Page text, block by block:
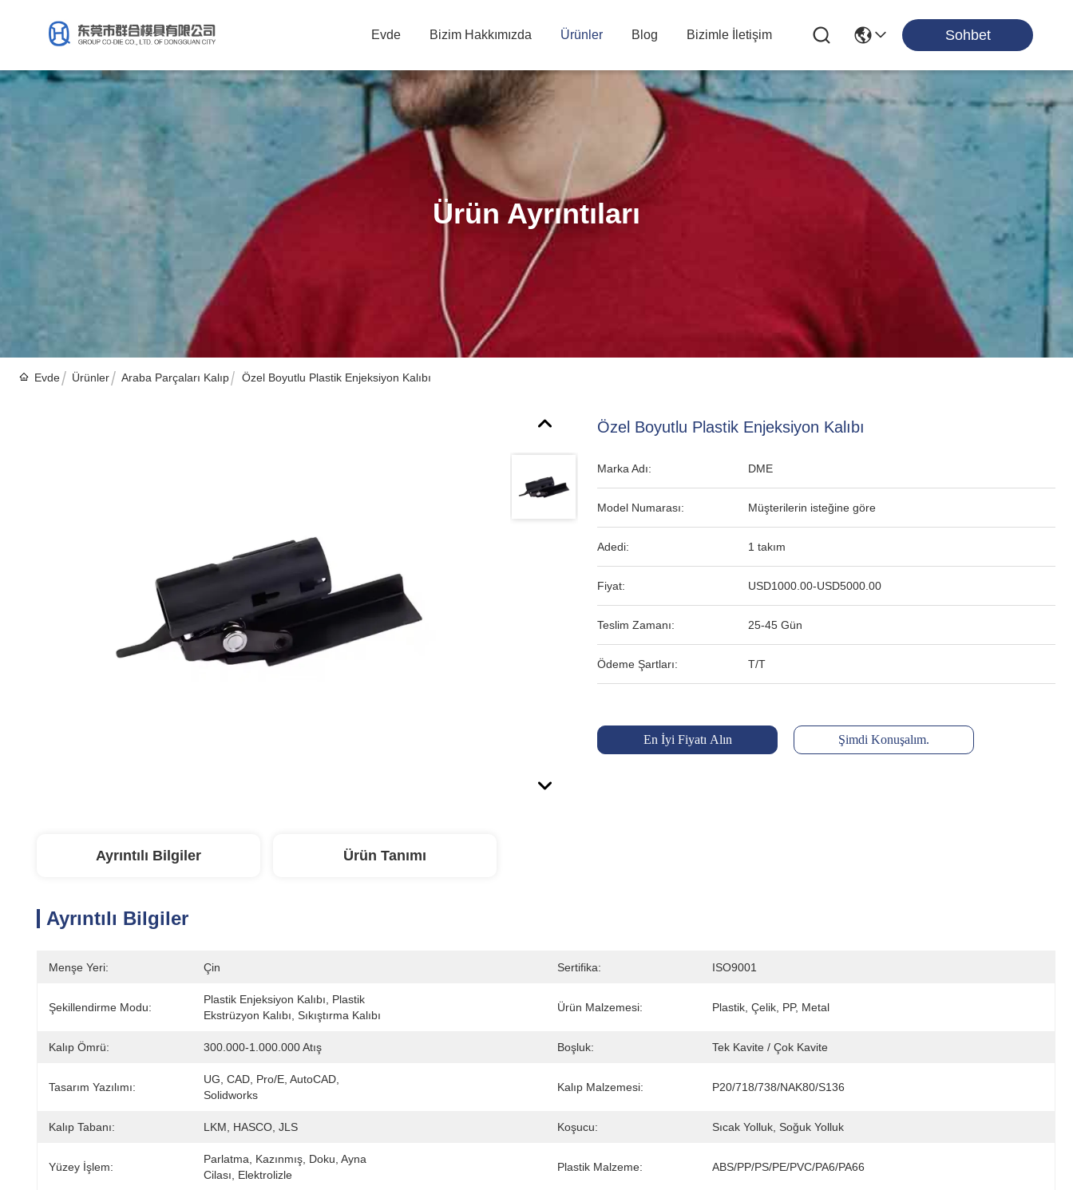
Evde Bizim Hakkımızda Ürünler Blog Bizimle İletişim Sohbet
Ürün Ayrıntıları
Evde Ürünler Araba Parçaları Kalıp Özel Boyutlu Plastik Enjeksiyon Kalıbı
Özel Boyutlu Plastik Enjeksiyon Kalıbı
Marka Adı: DME
Model Numarası: Müşterilerin isteğine göre
Adedi: 1 takım
Fiyat: USD1000.00-USD5000.00
Teslim Zamanı: 25-45 Gün
Ödeme Şartları: T/T
En İyi Fiyatı Alın Şimdi Konuşalım.
Ayrıntılı Bilgiler Ürün Tanımı
Ayrıntılı Bilgiler
Menşe Yeri: Çin Sertifika: ISO9001
Şekillendirme Modu:
Plastik Enjeksiyon Kalıbı, Plastik
Ekstrüzyon Kalıbı, Sıkıştırma Kalıbı
Ürün Malzemesi: Plastik, Çelik, PP, Metal
Kalıp Ömrü: 300.000-1.000.000 Atış Boşluk: Tek Kavite / Çok Kavite
Tasarım Yazılımı:
UG, CAD, Pro/E, AutoCAD,
Solidworks
Kalıp Malzemesi: P20/718/738/NAK80/S136
Kalıp Tabanı: LKM, HASCO, JLS Koşucu: Sıcak Yolluk, Soğuk Yolluk
Yüzey İşlem:
Parlatma, Kazınmış, Doku, Ayna
Cilası, Elektrolizle
Plastik Malzeme: ABS/PP/PS/PE/PVC/PA6/PA66